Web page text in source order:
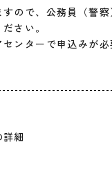
ので、公務員（警察
さい。
ンターで申込みが必
細